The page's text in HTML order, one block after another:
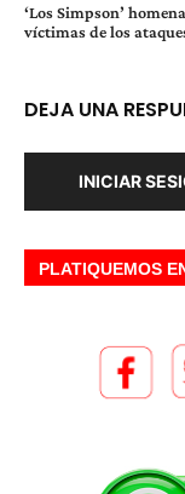
‘Los Simpson’
víctimas de los
DEJA UNA
INICIAR
PLATIQUEMOS